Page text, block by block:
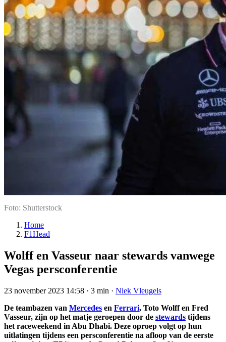
Foto: Shutterstock
Home
F1Head
Wolff en Vasseur naar stewards vanwege
Vegas persconferentie
23 november 2023 14:58 · 3 min · Niek Vleugels
De teambazen van Mercedes en Ferrari, Toto Wolff en Fred
Vasseur, zijn op het matje geroepen door de stewards tijdens
het raceweekend in Abu Dhabi. Deze oproep volgt op hun
uitlatingen tijdens een persconferentie na afloop van de eerste